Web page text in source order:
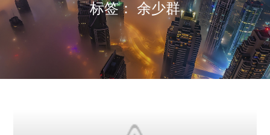
标签： 余少群